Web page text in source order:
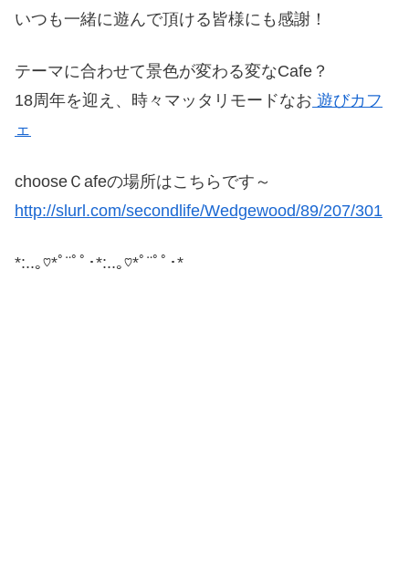
いつも一緒に遊んで頂ける皆様にも感謝！
テーマに合わせて景色が変わる変なCafe？
18周年を迎え、時々マッタリモードなお 遊びカフ
ェ
chooseＣafeの場所はこちらです～
http://slurl.com/secondlife/Wedgewood/89/207/301
*:..｡♡*ﾟ¨ﾟﾟ･*:..｡♡*ﾟ¨ﾟﾟ･*